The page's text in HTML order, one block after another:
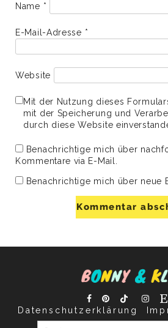
Name *
E-Mail-Adresse *
Website
Mit der Nutzung dieses
mit der Speicherung und
durch diese Website
Benachrichtige mich über
Kommentare via E-Mail.
Benachrichtige mich über neue
Datenschutzerklärung